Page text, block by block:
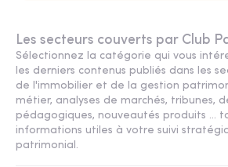
Les secteurs couverts par Club
Sélectionnez la catégorie qui vous
les derniers contenus publiés dans les
de l'immobilier et de la gestion
métier, analyses de marchés, tribunes,
pédagogiques, nouveautés produits ...
informations utiles à votre suivi
patrimonial.